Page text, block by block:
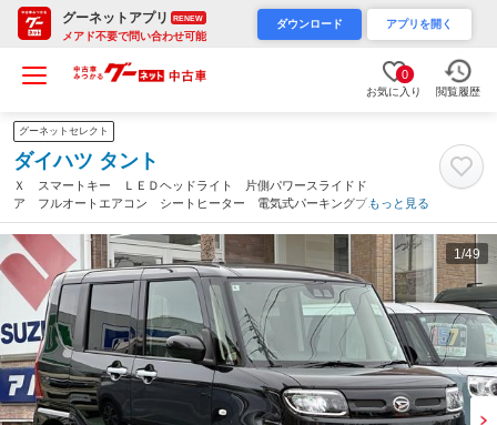
グーネットアプリ RENEW
メアド不要で問い合わせ可能
ダウンロード アプリを開く
0
お気に入り 閲覧履歴
グーネットセレクト
ダイハツ タント
Ｘ スマートキー ＬＥＤヘッドライト 片側パワースライドド
ア フルオートエアコン シートヒーター 電気式パーキングブレ
ーキ ロールサンシェード シートバックテーブル 衝突被害軽減
ブレーキ 届出済未使用車（静岡県）
もっと見る
1/49